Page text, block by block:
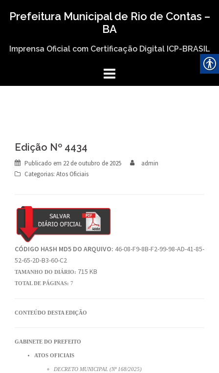
Prefeitura Municipal de Rio de Contas –
BA
Imprensa Oficial com Certificação Digital ICP-BRASIL
Edição Nº 4434
Publicado em 22 de outubro de 2025
admin
Categorias: Atos Oficiais
CÓDIGO HASH MD5 DO ARQUIVO: 46-08-F9-8B-F2-99-98-AD-41-85-
52-65-2D-B3-60-C2
TAMANHO DO DIÁRIO: 715 KB
TOTAL DE PÁGINAS: 7
CONTEÚDO DESTA EDIÇÃO
GABINETE DO PREFEITO
ATOS OFICIAIS
DECRETO MUNICIPAL (Nº 168/2025)